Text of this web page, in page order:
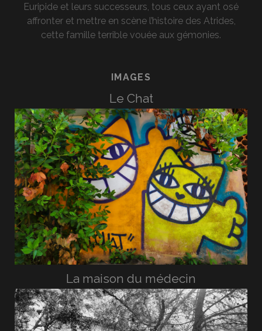
Euripide et leurs successeurs, tous ceux ayant osé
affronter et mettre en scène l’histoire des Atrides,
cette famille terrible vouée aux gémonies.
IMAGES
Le Chat
La maison du médecin